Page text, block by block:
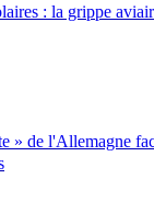
: la grippe
» de l'Allemagne